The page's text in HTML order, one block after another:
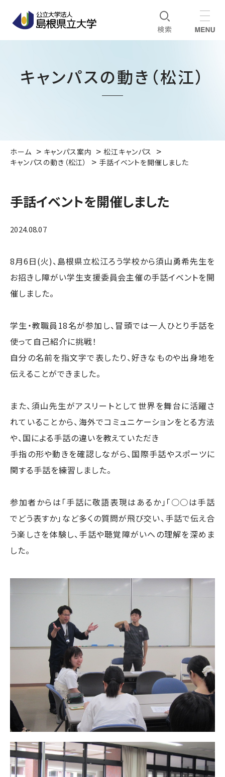
キャンパスの動き（松江）
ホーム キャンパス案内
松江キャンパス
キャンパスの動き（松江）
手話イベントを開催しました
手話イベントを開催しました
2024.08.07
8月6日(火)、島根県立松江ろう学校から須山勇希先生を
お招きし障がい学生支援委員会主催の手話イベントを開
催しました。
学生・教職員18名が参加し、冒頭では一人ひとり手話を
使って自己紹介に挑戦！
自分の名前を指文字で表したり、好きなものや出身地を
伝えることができました。
また、須山先生がアスリートとして世界を舞台に活躍さ
れていることから、海外でコミュニケーションをとる方法
や、国による手話の違いを教えていただき
手指の形や動きを確認しながら、国際手話やスポーツに
関する手話を練習しました。
参加者からは「手話に敬語表現はあるか」「○○は手話
でどう表すか」など多くの質問が飛び交い、手話で伝え合
う楽しさを体験し、手話や聴覚障がいへの理解を深めま
した。